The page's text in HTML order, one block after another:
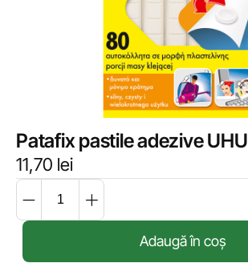
Patafix pastile adezive UHU
11,70 lei
Adaugă în coș